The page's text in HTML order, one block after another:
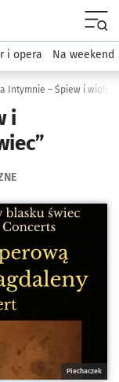
Wydarzenia
i opera Na weekend
Intymnie – Śpiew i
i
Piechaczek